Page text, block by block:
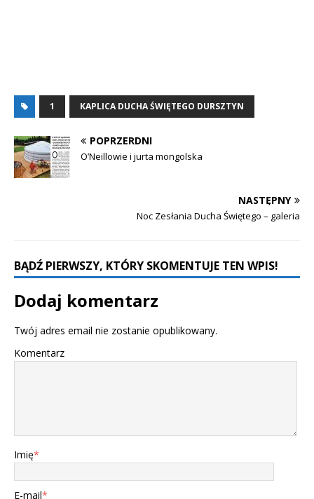
1 KAPLICA DUCHA ŚWIĘTEGO DURSZTYN
POPRZERDNI
O’Neillowie i jurta mongolska
NASTĘPNY
Noc Zesłania Ducha Świętego – galeria
BĄDŹ PIERWSZY, KTÓRY SKOMENTUJE TEN WPIS!
Dodaj komentarz
Twój adres email nie zostanie opublikowany.
Komentarz
Imię*
E-mail*